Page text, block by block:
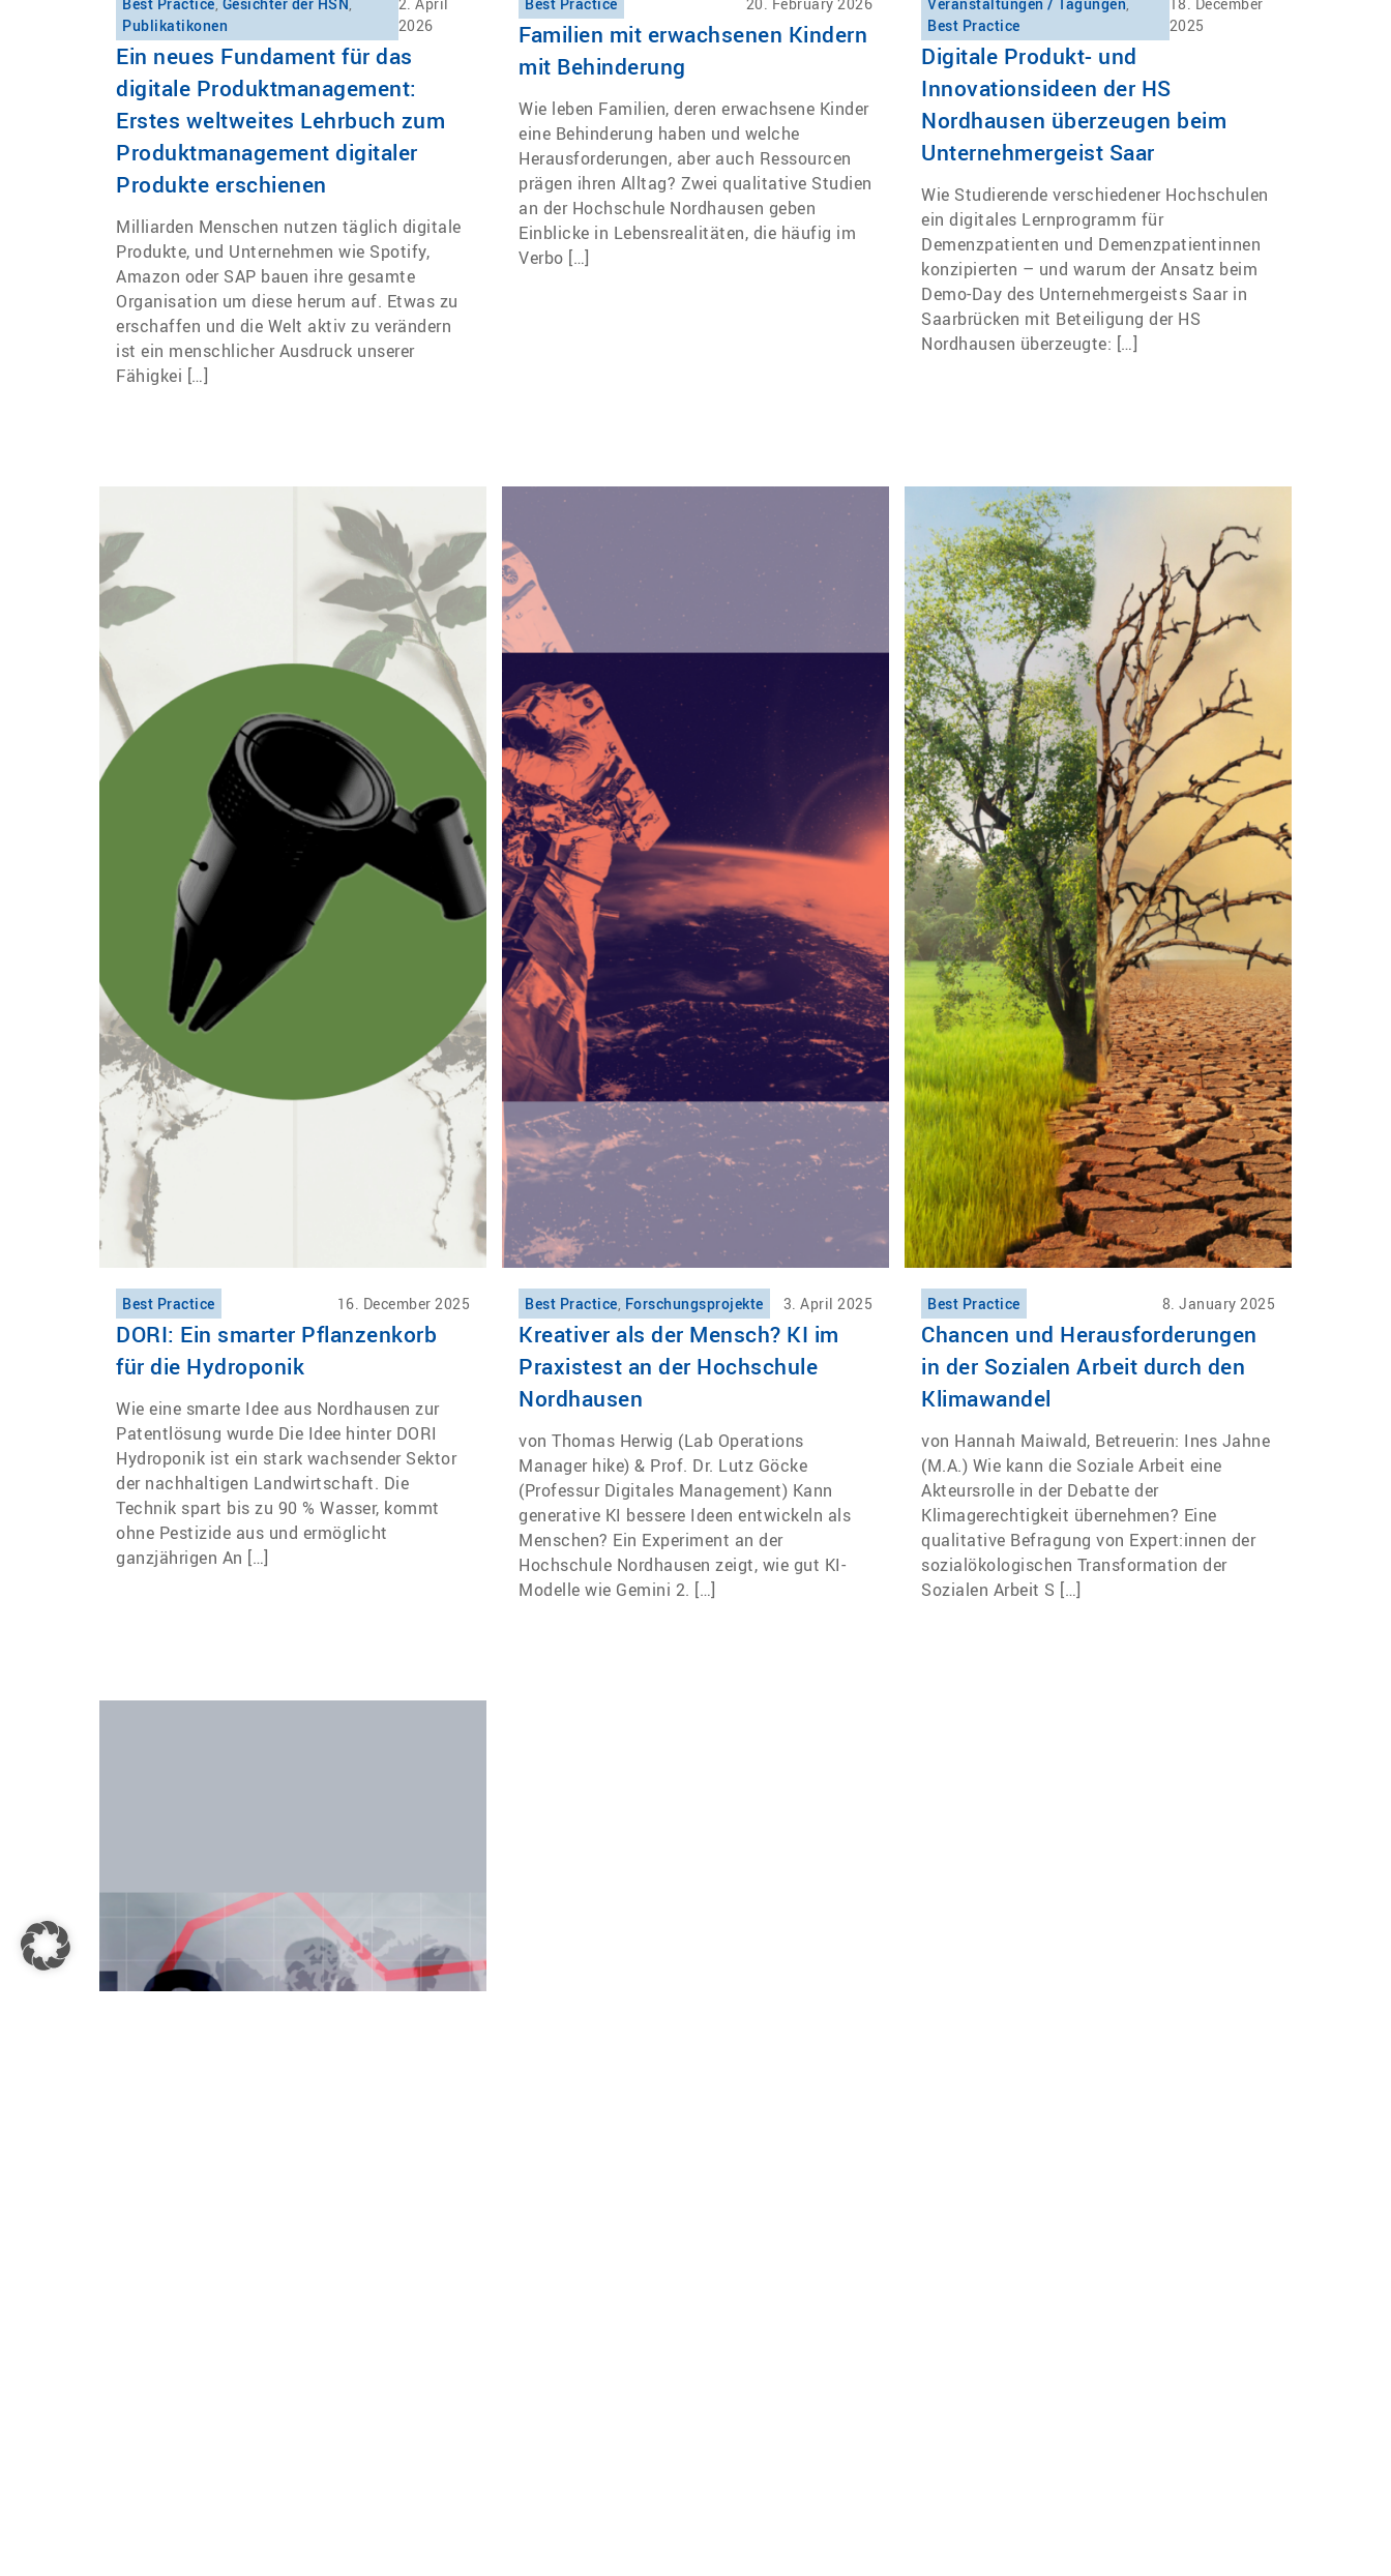
Publikatikonen
2026
Ein neues Fundament für das
digitale Produktmanagement:
Erstes weltweites Lehrbuch zum
Produktmanagement digitaler
Produkte erschienen
Milliarden Menschen nutzen täglich digitale
Produkte, und Unternehmen wie Spotify,
Amazon oder SAP bauen ihre gesamte
Organisation um diese herum auf. Etwas zu
erschaffen und die Welt aktiv zu verändern
ist ein menschlicher Ausdruck unserer
Fähigkei […]
Familien mit erwachsenen Kindern
mit Behinderung
Wie leben Familien, deren erwachsene Kinder
eine Behinderung haben und welche
Herausforderungen, aber auch Ressourcen
prägen ihren Alltag? Zwei qualitative Studien
an der Hochschule Nordhausen geben
Einblicke in Lebensrealitäten, die häufig im
Verbo […]
Best Practice
2025
Digitale Produkt- und
Innovationsideen der HS
Nordhausen überzeugen beim
Unternehmergeist Saar
Wie Studierende verschiedener Hochschulen
ein digitales Lernprogramm für
Demenzpatienten und Demenzpatientinnen
konzipierten – und warum der Ansatz beim
Demo-Day des Unternehmergeists Saar in
Saarbrücken mit Beteiligung der HS
Nordhausen überzeugte: […]
Best Practice 16. December 2025
DORI: Ein smarter Pflanzenkorb
für die Hydroponik
Wie eine smarte Idee aus Nordhausen zur
Patentlösung wurde Die Idee hinter DORI
Hydroponik ist ein stark wachsender Sektor
der nachhaltigen Landwirtschaft. Die
Technik spart bis zu 90 % Wasser, kommt
ohne Pestizide aus und ermöglicht
ganzjährigen An […]
Best Practice Forschungsprojekte 3. April 2025
Kreativer als der Mensch? KI im
Praxistest an der Hochschule
Nordhausen
von Thomas Herwig (Lab Operations
Manager hike) & Prof. Dr. Lutz Göcke
(Professur Digitales Management) Kann
generative KI bessere Ideen entwickeln als
Menschen? Ein Experiment an der
Hochschule Nordhausen zeigt, wie gut KI-
Modelle wie Gemini 2. […]
Best Practice 8. January 2025
Chancen und Herausforderungen
in der Sozialen Arbeit durch den
Klimawandel
von Hannah Maiwald, Betreuerin: Ines Jahne
(M.A.) Wie kann die Soziale Arbeit eine
Akteursrolle in der Debatte der
Klimagerechtigkeit übernehmen? Eine
qualitative Befragung von Expert:innen der
sozialökologischen Transformation der
Sozialen Arbeit S […]